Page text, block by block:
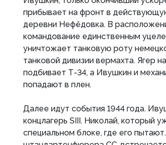
прибывает на фронт в
деревни Нефёдовка. В
командование единственным
уничтожает танковую роту
танковой дивизии вермахта. Ягер
подбивает Т-34, а Ивушкин и
попадают в плен.
Далее идут события 1944 года.
концлагерь SIII. Николай, который
специальном блоке, где его